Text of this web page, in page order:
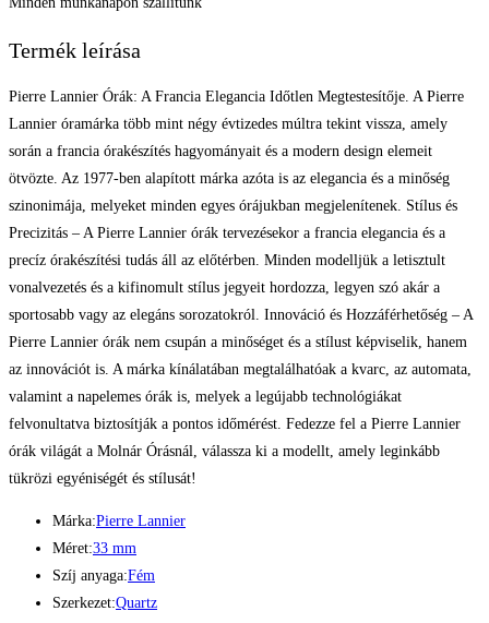
Termék leírása
Pierre Lannier Órák: A Francia Elegancia Időtlen Megtestesítője. A Pierre
Lannier óramárka több mint négy évtizedes múltra tekint vissza, amely
során a francia órakészítés hagyományait és a modern design elemeit
ötvözte. Az 1977-ben alapított márka azóta is az elegancia és a minőség
szinonimája, melyeket minden egyes órájukban megjelenítenek. Stílus és
Precizitás – A Pierre Lannier órák tervezésekor a francia elegancia és a
precíz órakészítési tudás áll az előtérben. Minden modelljük a letisztult
vonalvezetés és a kifinomult stílus jegyeit hordozza, legyen szó akár a
sportosabb vagy az elegáns sorozatokról. Innováció és Hozzáférhetőség – A
Pierre Lannier órák nem csupán a minőséget és a stílust képviselik, hanem
az innovációt is. A márka kínálatában megtalálhatóak a kvarc, az automata,
valamint a napelemes órák is, melyek a legújabb technológiákat
felvonultatva biztosítják a pontos időmérést. Fedezze fel a Pierre Lannier
órák világát a Molnár Órásnál, válassza ki a modellt, amely leginkább
tükrözi egyéniségét és stílusát!
Márka:Pierre Lannier
Méret:33 mm
Szíj anyaga:Fém
Szerkezet:Quartz